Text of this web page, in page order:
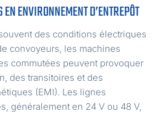
ENVIRONNEMENT D’ENTREPÔT
des conditions électriques
convoyeurs, les machines
commutées peuvent provoquer
des transitoires et des
(EMI). Les lignes
généralement en 24 V ou 48 V,